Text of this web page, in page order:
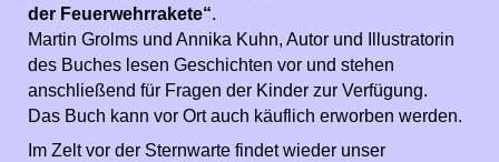
der Feuerwehrrakete“.
Martin Grolms und Annika Kuhn, Autor und Illustratorin
des Buches lesen Geschichten vor und stehen
anschließend für Fragen der Kinder zur Verfügung.
Das Buch kann vor Ort auch käuflich erworben werden.
Im Zelt vor der Sternwarte findet wieder unser